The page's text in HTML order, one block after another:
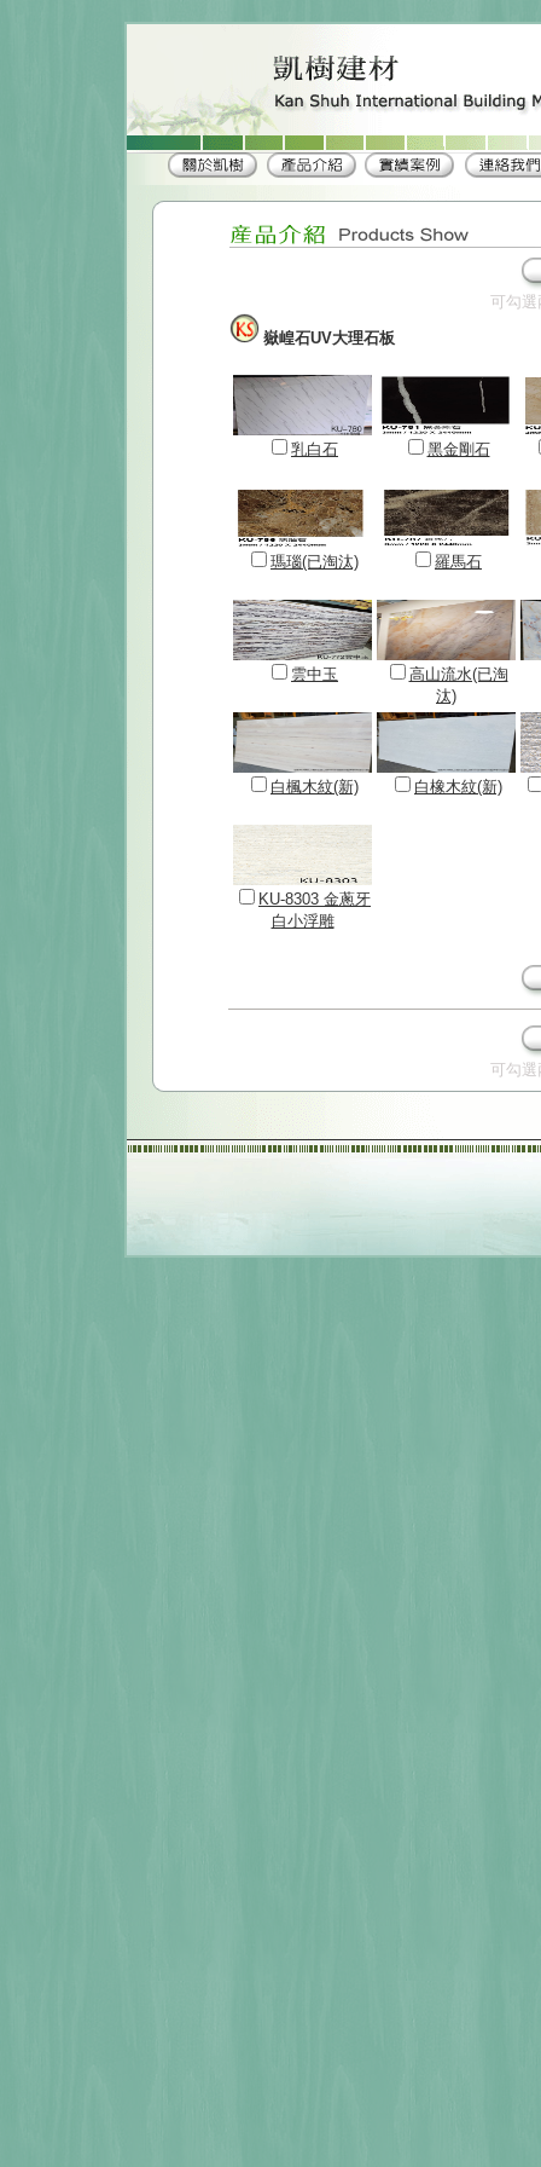
可勾選
嶽崲石UV大理石板
乳白石 黑金剛石
瑪瑙(已淘汰) 羅馬石
雲中玉
高山流水(已淘
汰)
白楓木紋(新) 白橡木紋(新)
KU-8303 金蔥牙
白小浮雕
可勾選